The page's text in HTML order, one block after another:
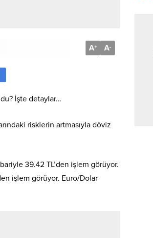
A+ A-
İşte detaylar…
risklerin artmasıyla döviz
39.42 TL’den işlem görüyor.
işlem görüyor. Euro/Dolar